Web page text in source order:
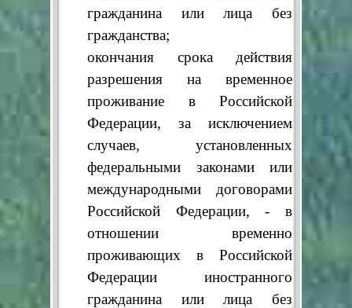
гражданина или лица без
гражданства;
окончания срока действия
разрешения на временное
проживание в Российской
Федерации, за исключением
случаев, установленных
федеральными законами или
международными договорами
Российской Федерации, - в
отношении временно
проживающих в Российской
Федерации иностранного
гражданина или лица без